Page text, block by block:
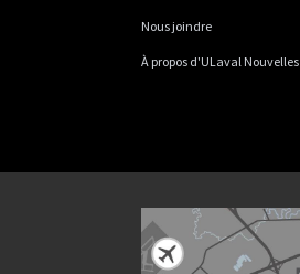
Nous joindre
À propos d'ULaval Nouvelles